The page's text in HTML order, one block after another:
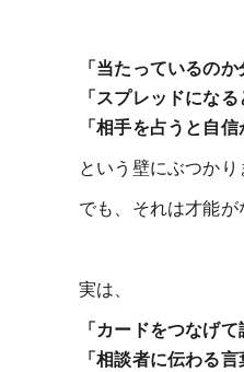
「当たっているのか
「スプレッドになる
「相手を占うと自信
という壁にぶつかり
でも、それは才能が
実は、
「カードをつなげて
「相談者に伝わる言